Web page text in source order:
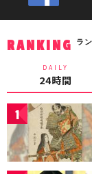
RANKING ラ
DAILY
24時間
1